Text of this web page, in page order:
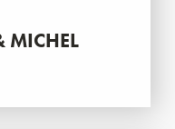
MICHEL